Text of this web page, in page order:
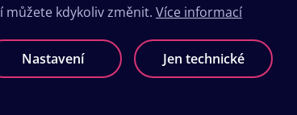
Němčicích
kdykoliv změnit. Více informací
Nastavení Jen technické